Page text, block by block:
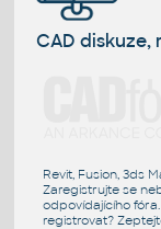
CAD diskuze,
Revit, Fusion, 3ds
Zaregistrujte se
odpovídajícího
registrovat?